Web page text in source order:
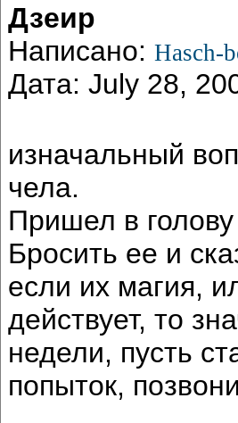
Дзеир
Написано: Hasch-
Дата: July 28,
изначальный
чела.
Пришел в
Бросить ее и
если их магия,
действует, то
недели, пусть
попыток,